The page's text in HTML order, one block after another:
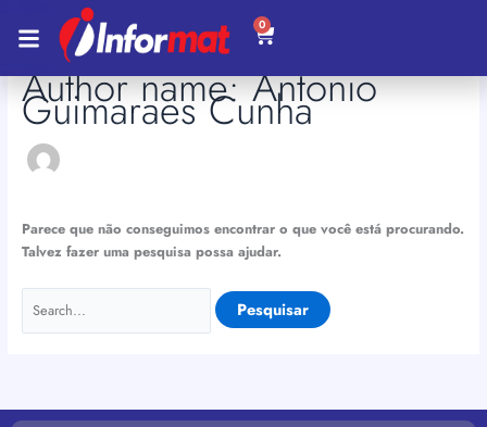
para
conteúdo
Author name: Antonio
Guimaraes Cunha
Parece que não conseguimos encontrar o que você está procurando.
Talvez fazer uma pesquisa possa ajudar.
Pesquisar
por:
0
Carrinho